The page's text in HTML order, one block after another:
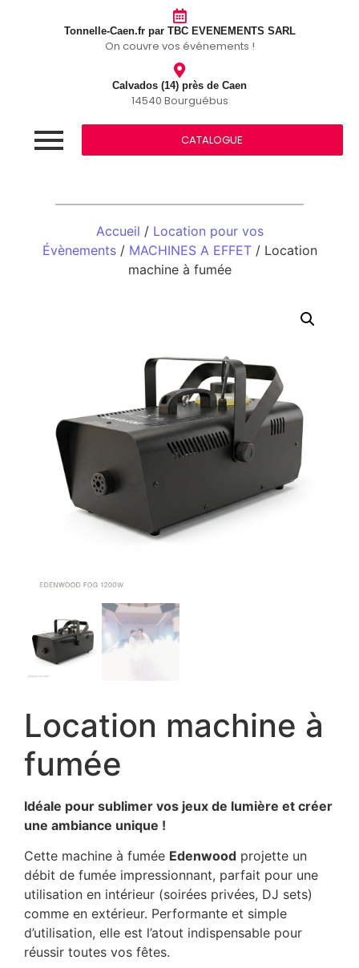
Tonnelle-Caen.fr par TBC EVENEMENTS SARL
On couvre vos événements !
Calvados (14) près de Caen
14540 Bourguébus
CATALOGUE
Accueil / Location pour vos
Évènements/ MACHINES A EFFET/ Location
machine à fumée
Location machine à
fumée
Idéale pour sublimer vos jeux de lumière et créer
une ambiance unique !
Cette machine à fumée Edenwood projette un
débit de fumée impressionnant, parfait pour une
utilisation en intérieur (soirées privées, DJ sets)
comme en extérieur. Performante et simple
d’utilisation, elle est l’atout indispensable pour
réussir toutes vos fêtes.